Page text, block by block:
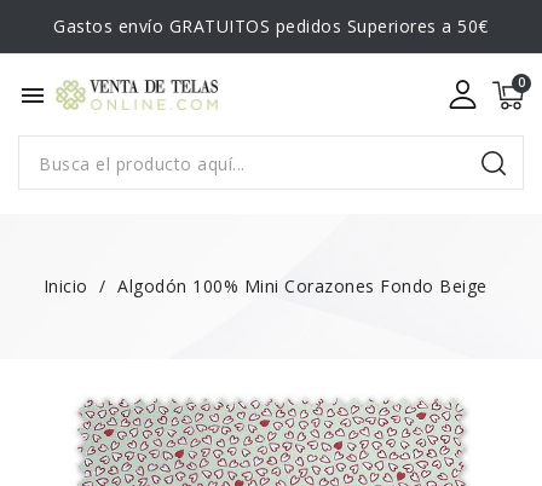
Gastos envío GRATUITOS pedidos Superiores a 50€
menu
Inicio Algodón 100% Mini Corazones Fondo Beige